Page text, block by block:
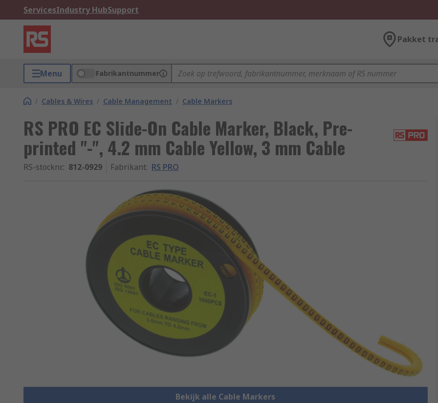
ServicesIndustry HubSupport
Pakket
Menu Fabrikantnummer
/ Cables & Wires / Cable Management / Cable Markers
RS PRO EC Slide-On Cable Marker, Black, Pre-
printed "-", 4.2 mm Cable Yellow, 3 mm Cable
RS-stocknr.: 812-0929 Fabrikant: RS PRO
Bekijk alle Cable Markers